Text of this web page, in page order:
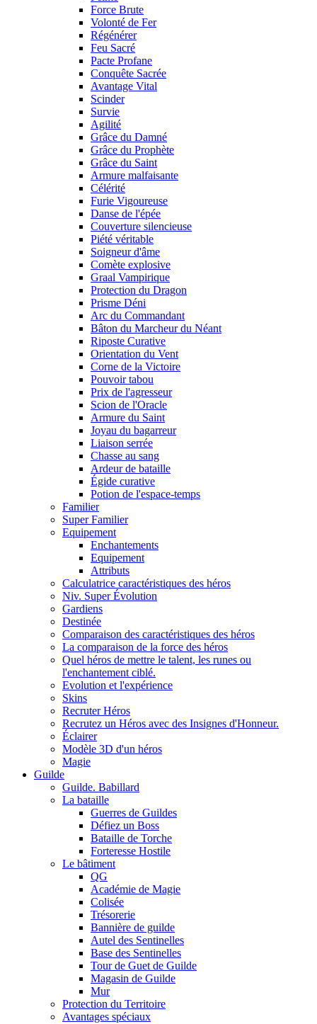
Force Brute
Volonté de Fer
Régénérer
Feu Sacré
Pacte Profane
Conquête Sacrée
Avantage Vital
Scinder
Survie
Agilité
Grâce du Damné
Grâce du Prophète
Grâce du Saint
Armure malfaisante
Célérité
Furie Vigoureuse
Danse de l'épée
Couverture silencieuse
Piété véritable
Soigneur d'âme
Comète explosive
Graal Vampirique
Protection du Dragon
Prisme Déni
Arc du Commandant
Bâton du Marcheur du Néant
Riposte Curative
Orientation du Vent
Corne de la Victoire
Pouvoir tabou
Prix de l'agresseur
Scion de l'Oracle
Armure du Saint
Joyau du bagarreur
Liaison serrée
Chasse au sang
Ardeur de bataille
Égide curative
Potion de l'espace-temps
Familier
Super Familier
Equipement
Enchantements
Equipement
Attributs
Calculatrice caractéristiques des héros
Niv. Super Évolution
Gardiens
Destinée
Comparaison des caractéristiques des héros
La comparaison de la force des héros
Quel héros de mettre le talent, les runes ou
l'enchantement ciblé.
Evolution et l'expérience
Skins
Recruter Héros
Recrutez un Héros avec des Insignes d'Honneur.
Éclairer
Modèle 3D d'un héros
Magie
Guilde
Guilde. Babillard
La bataille
Guerres de Guildes
Défiez un Boss
Bataille de Torche
Forteresse Hostile
Le bâtiment
QG
Académie de Magie
Colisée
Trésorerie
Bannière de guilde
Autel des Sentinelles
Base des Sentinelles
Tour de Guet de Guilde
Magasin de Guilde
Mur
Protection du Territoire
Avantages spéciaux